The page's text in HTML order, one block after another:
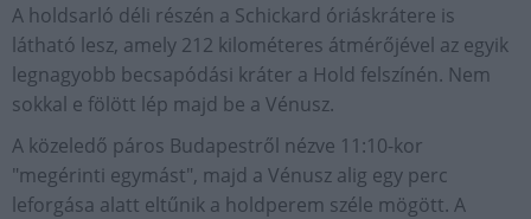
A holdsarló déli részén a Schickard óriáskrátere is
látható lesz, amely 212 kilométeres átmérőjével az egyik
legnagyobb becsapódási kráter a Hold felszínén. Nem
sokkal e fölött lép majd be a Vénusz.
A közeledő páros Budapestről nézve 11:10-kor
"megérinti egymást", majd a Vénusz alig egy perc
leforgása alatt eltűnik a holdperem széle mögött. A